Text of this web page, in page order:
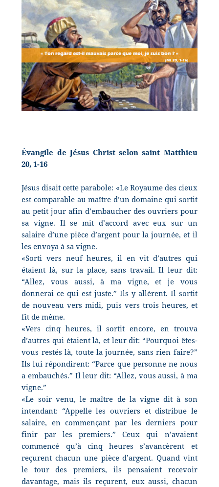
Évangile de Jésus Christ selon saint Matthieu
20, 1-16
Jésus disait cette parabole: «Le Royaume des cieux
est comparable au maître d’un domaine qui sortit
au petit jour afin d’embaucher des ouvriers pour
sa vigne. Il se mit d’accord avec eux sur un
salaire d’une pièce d’argent pour la journée, et il
les envoya à sa vigne.
«Sorti vers neuf heures, il en vit d’autres qui
étaient là, sur la place, sans travail. Il leur dit:
“Allez, vous aussi, à ma vigne, et je vous
donnerai ce qui est juste.” Ils y allèrent. Il sortit
de nouveau vers midi, puis vers trois heures, et
fit de même.
«Vers cinq heures, il sortit encore, en trouva
d’autres qui étaient là, et leur dit: “Pourquoi êtes-
vous restés là, toute la journée, sans rien faire?”
Ils lui répondirent: “Parce que personne ne nous
a embauchés.” Il leur dit: “Allez, vous aussi, à ma
vigne.”
«Le soir venu, le maître de la vigne dit à son
intendant: “Appelle les ouvriers et distribue le
salaire, en commençant par les derniers pour
finir par les premiers.” Ceux qui n’avaient
commencé qu’à cinq heures s’avancèrent et
reçurent chacun une pièce d’argent. Quand vint
le tour des premiers, ils pensaient recevoir
davantage, mais ils reçurent, eux aussi, chacun